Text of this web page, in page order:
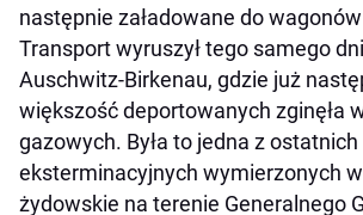
następnie załadowane do
Transport wyruszył tego samego
Auschwitz-Birkenau, gdzie już
większość deportowanych zginęła
gazowych. Była to jedna z
eksterminacyjnych wymierzonych
żydowskie na terenie Generalnego